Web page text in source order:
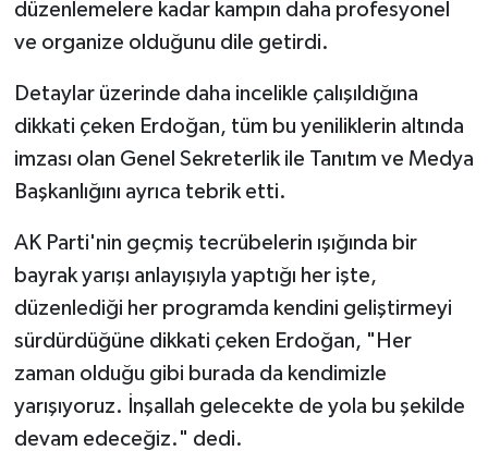
düzenlemelere kadar kampın daha profesyonel
ve organize olduğunu dile getirdi.
Detaylar üzerinde daha incelikle çalışıldığına
dikkati çeken Erdoğan, tüm bu yeniliklerin altında
imzası olan Genel Sekreterlik ile Tanıtım ve Medya
Başkanlığını ayrıca tebrik etti.
AK Parti'nin geçmiş tecrübelerin ışığında bir
bayrak yarışı anlayışıyla yaptığı her işte,
düzenlediği her programda kendini geliştirmeyi
sürdürdüğüne dikkati çeken Erdoğan, "Her
zaman olduğu gibi burada da kendimizle
yarışıyoruz. İnşallah gelecekte de yola bu şekilde
devam edeceğiz." dedi.